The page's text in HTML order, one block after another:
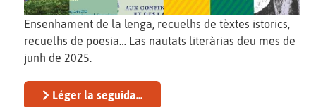
Ensenhament de la lenga, recuelhs de tèxtes istorics,
recuelhs de poesia… Las nautats literàrias deu mes de
junh de 2025.
Léger la seguida...